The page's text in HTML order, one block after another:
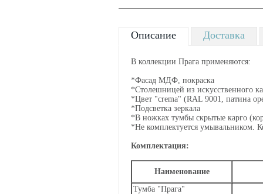
Описание Доставка
В коллекции Прага применяются:
*Фасад МДФ, покраска
*Столешницей из искусственного
*Цвет "crema" (RAL 9001, патина
*Подсветка зеркала
*В ножках тумбы скрытые карго
*Не комплектуется умывальником.
Комплектация:
Наименование
Тумба "Прага"